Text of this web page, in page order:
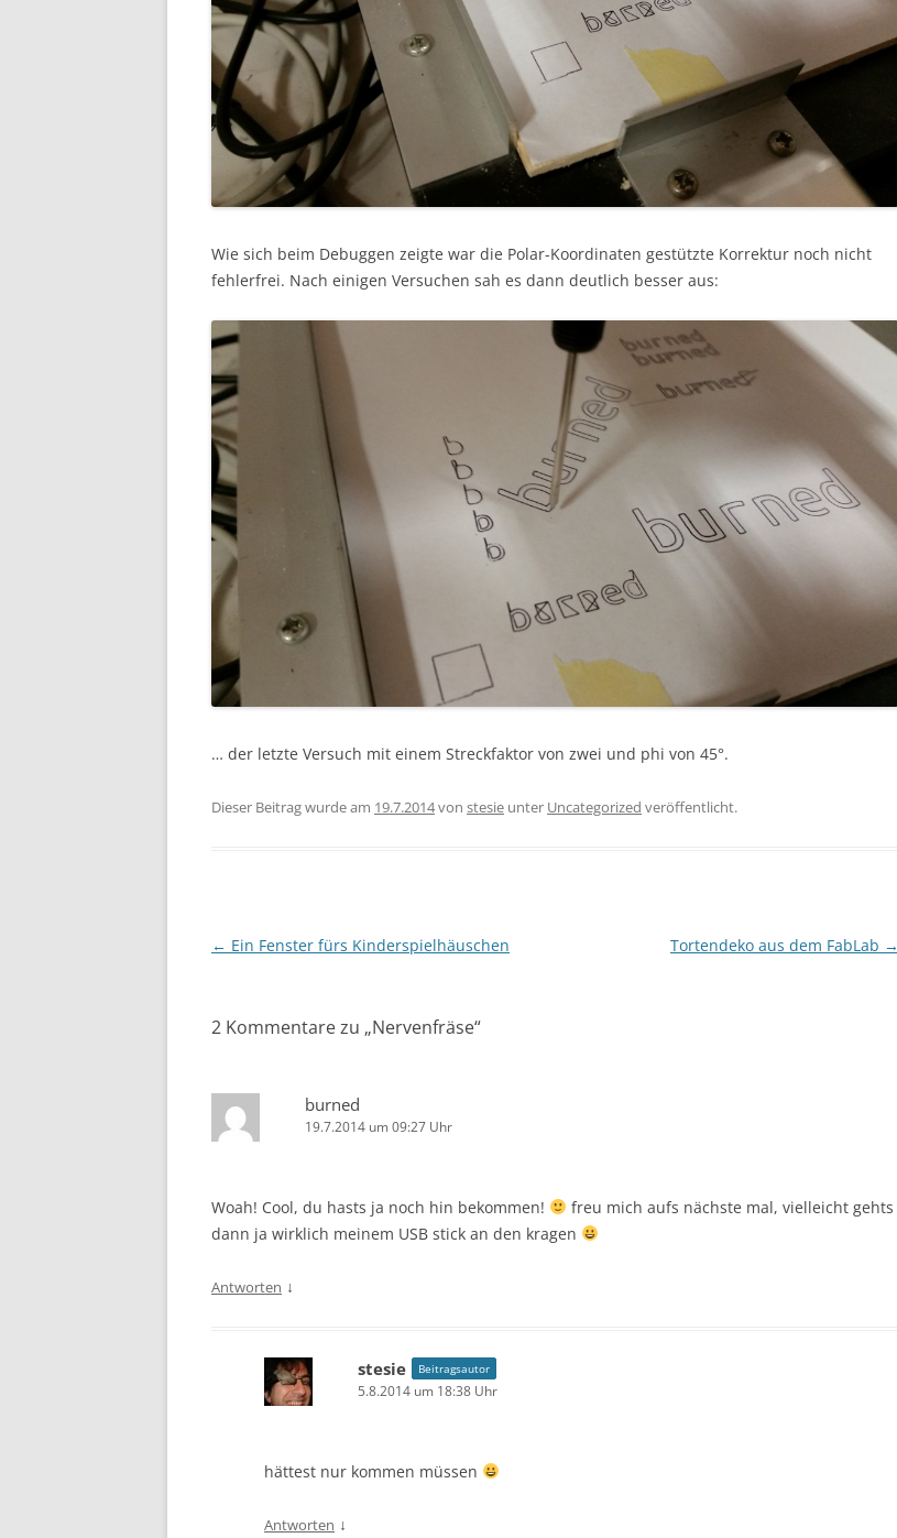
Wie sich beim Debuggen zeigte war die Polar-Koordinaten gestützte Korrektur noch nicht
fehlerfrei. Nach einigen Versuchen sah es dann deutlich besser aus:
… der letzte Versuch mit einem Streckfaktor von zwei und phi von 45°.
Dieser Beitrag wurde am 19.7.2014von stesie unter Uncategorized veröffentlicht.
Beitragsnavigation
← Ein Fenster fürs Kinderspielhäuschen Tortendeko aus dem FabLab →
2 Kommentare zu „Nervenfräse“
burned
19.7.2014 um 09:27 Uhr
Woah! Cool, du hasts ja noch hin bekommen!
freu mich aufs nächste mal, vielleicht gehts
dann ja wirklich meinem USB stick an den kragen
Antworten ↓
stesie Beitragsautor
5.8.2014 um 18:38 Uhr
hättest nur kommen müssen
Antworten ↓